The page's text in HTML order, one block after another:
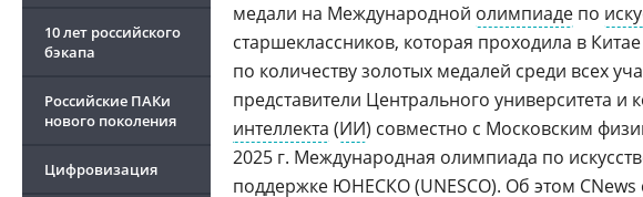
10 лет российского
бэкапа
Российские ПАКи
нового поколения
Цифровизация
медали на Международной олимпиаде по
старшеклассников, которая проходила в
по количеству золотых медалей среди всех
представители Центрального университета и
интеллекта (ИИ) совместно с Московским
2025 г. Международная олимпиада по
поддержке ЮНЕСКО(UNESCO). Об этом